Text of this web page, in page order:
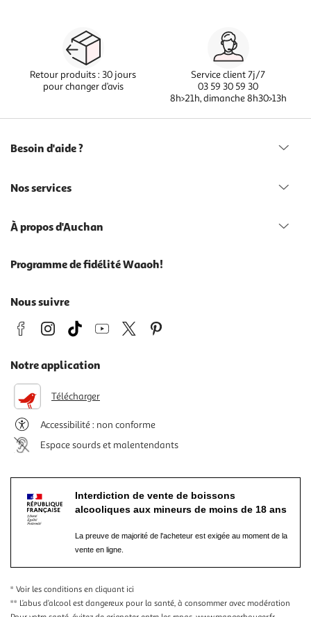
Retour produits : 30 jours
pour changer d’avis
Service client 7j/7
03 59 30 59 30
8h>21h, dimanche 8h30>13h
Besoin d'aide ?
Nos services
À propos d'Auchan
Programme de fidélité Waaoh!
Nous suivre
Notre application
Télécharger
Accessibilité : non conforme
Espace sourds et malentendants
Interdiction de vente de boissons
alcooliques aux mineurs de moins de 18 ans
La preuve de majorité de l'acheteur est exigée au moment de la
vente en ligne.
* Voir les conditions en cliquant ici
** L’abus d’alcool est dangereux pour la santé, à consommer avec modération